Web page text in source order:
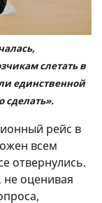
слетать в
единственной
сделать».
рейс в
всем
отвернулись.
оценивая